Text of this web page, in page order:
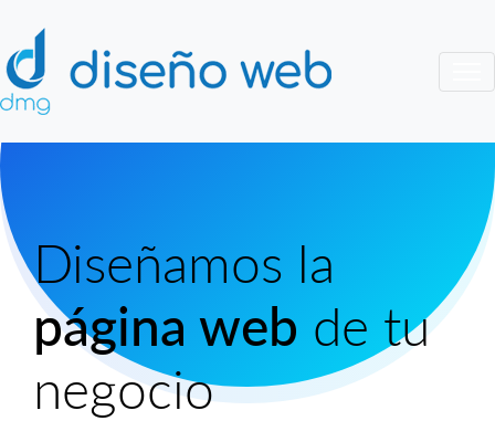
Diseñamos la
página web de tu
negocio